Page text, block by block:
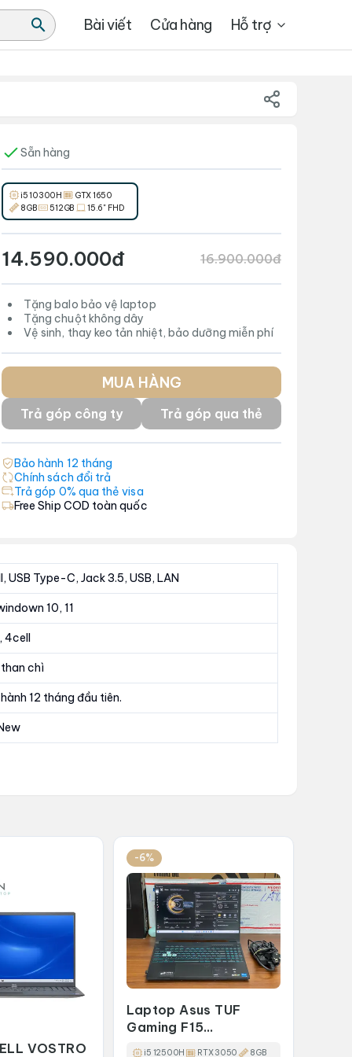
Bài viết Cửa hàng Hỗ trợ
Sẵn hàng
i5 10300H
GTX 1650
8GB
512GB 15.6" FHD
14.590.000đ 16.900.000đ
Tặng balo bảo vệ laptop
Tặng chuột không dây
Vệ sinh, thay keo tản nhiệt, bảo dưỡng miễn phí
MUA HÀNG
Trả góp công ty Trả góp qua thẻ
Bảo hành 12 tháng
Chính sách đổi trả
Trả góp 0% qua thẻ visa
Free Ship COD toàn quốc
USB Type-C, Jack 3.5, USB, LAN
10, 11
4cell
chì
12 tháng đầu tiên.
VOSTRO
-6%
Laptop Asus TUF
Gaming F15
FX507ZC4-HN074W
i5 12500H RTX 3050
8GB